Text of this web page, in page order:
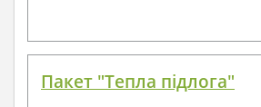
Пакет "Тепла підлога"